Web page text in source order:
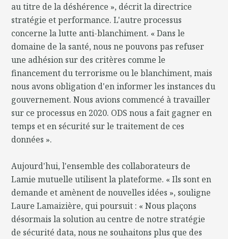
au titre de la déshérence », décrit la directrice
stratégie et performance. L'autre processus
concerne la lutte anti-blanchiment. « Dans le
domaine de la santé, nous ne pouvons pas refuser
une adhésion sur des critères comme le
financement du terrorisme ou le blanchiment, mais
nous avons obligation d'en informer les instances du
gouvernement. Nous avions commencé à travailler
sur ce processus en 2020. ODS nous a fait gagner en
temps et en sécurité sur le traitement de ces
données ».
Aujourd'hui, l'ensemble des collaborateurs de
Lamie mutuelle utilisent la plateforme. « Ils sont en
demande et amènent de nouvelles idées », souligne
Laure Lamaizière, qui poursuit : « Nous plaçons
désormais la solution au centre de notre stratégie
de sécurité data, nous ne souhaitons plus que des